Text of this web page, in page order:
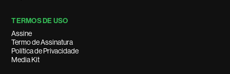
TERMOS DE USO
Assine
Termo de Assinatura
Política de Privacidade
Media Kit